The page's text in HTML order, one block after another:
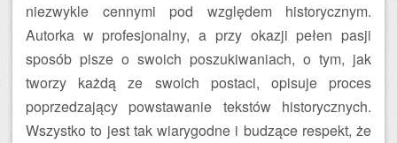
niezwykle cennymi pod względem historycznym.
Autorka w profesjonalny, a przy okazji pełen pasji
sposób pisze o swoich poszukiwaniach, o tym, jak
tworzy każdą ze swoich postaci, opisuje proces
poprzedzający powstawanie tekstów historycznych.
Wszystko to jest tak wiarygodne i budzące respekt, że